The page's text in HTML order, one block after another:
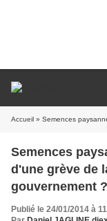
Accueil » Semences paysannes,
Semences
d'une grève de
gouvernement ?
Publié le 24/01/2014 à